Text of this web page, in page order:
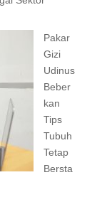
Pakar
Gizi
Udinus
Beber
kan
Tips
Tubuh
Tetap
Bersta